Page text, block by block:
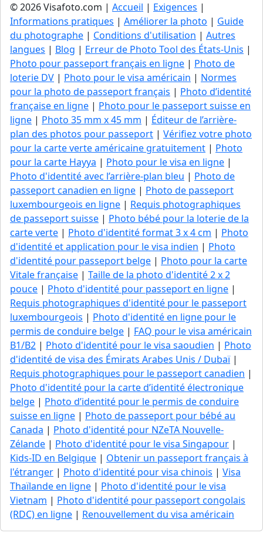
© 2026 Visafoto.com | Accueil | Exigences |
Informations pratiques | Améliorer la photo | Guide
du photographe | Conditions d'utilisation | Autres
langues | Blog | Erreur de Photo Tool des États-Unis |
Photo pour passeport français en ligne | Photo de
loterie DV | Photo pour le visa américain | Normes
pour la photo de passeport français | Photo d’identité
française en ligne | Photo pour le passeport suisse en
ligne | Photo 35 mm x 45 mm | Éditeur de l’arrière-
plan des photos pour passeport | Vérifiez votre photo
pour la carte verte américaine gratuitement | Photo
pour la carte Hayya | Photo pour le visa en ligne |
Photo d'identité avec l’arrière-plan bleu | Photo de
passeport canadien en ligne | Photo de passeport
luxembourgeois en ligne | Requis photographiques
de passeport suisse | Photo bébé pour la loterie de la
carte verte | Photo d'identité format 3 x 4 cm | Photo
d'identité et application pour le visa indien | Photo
d'identité pour passeport belge | Photo pour la carte
Vitale française | Taille de la photo d'identité 2 x 2
pouce | Photo d'identité pour passeport en ligne |
Requis photographiques d'identité pour le passeport
luxembourgeois | Photo d'identité en ligne pour le
permis de conduire belge | FAQ pour le visa américain
B1/B2 | Photo d'identité pour le visa saoudien | Photo
d'identité de visa des Émirats Arabes Unis / Dubaï|
Requis photographiques pour le passeport canadien |
Photo d'identité pour la carte d’identité électronique
belge | Photo d’identité pour le permis de conduire
suisse en ligne | Photo de passeport pour bébé au
Canada | Photo d'identité pour NZeTA Nouvelle-
Zélande | Photo d'identité pour le visa Singapour |
Kids-ID en Belgique | Obtenir un passeport français à
l'étranger | Photo d'identité pour visa chinois | Visa
Thaïlande en ligne | Photo d'identité pour le visa
Vietnam | Photo d'identité pour passeport congolais
(RDC) en ligne | Renouvellement du visa américain